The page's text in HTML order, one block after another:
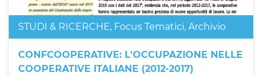
STUDI & RICERCHE, Focus Tematici, Archivio
CONFCOOPERATIVE: L'OCCUPAZIONE NELLE
COOPERATIVE ITALIANE (2012-2017)